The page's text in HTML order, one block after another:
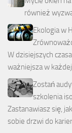
również
Ekologia w
W dzisiejszych
ważniejsza w
Zostań
szkolenia
Zastanawiasz się,
sobie drzwi do